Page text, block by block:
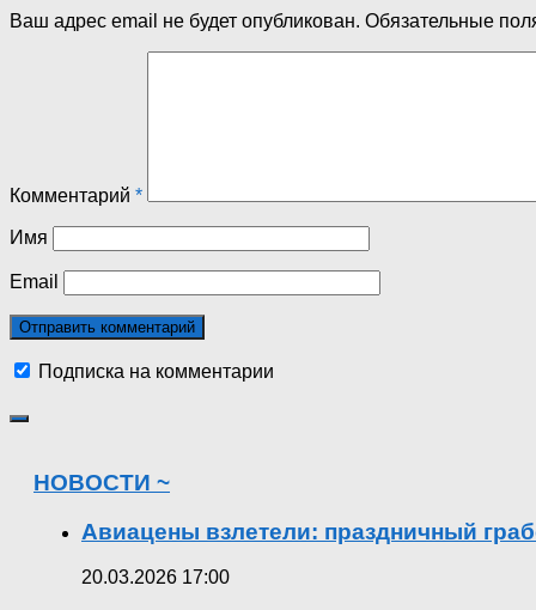
Ваш адрес email не будет опубликован. Обязательные
Комментарий *
Имя
Email
Подписка на комментарии
НОВОСТИ ~
Авиацены взлетели: праздничный
20.03.2026 17:00